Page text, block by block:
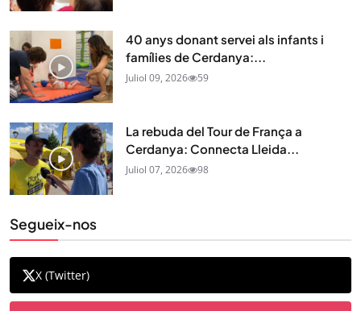
40 anys donant servei als infants i
famílies de Cerdanya:...
Juliol 09, 2026 59
La rebuda del Tour de França a
Cerdanya: Connecta Lleida...
Juliol 07, 2026 98
Segueix-nos
X (Twitter)